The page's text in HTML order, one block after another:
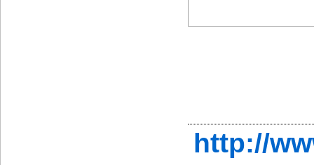
http://